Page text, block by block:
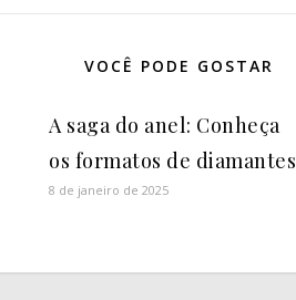
VOCÊ PODE GOSTAR
A saga do anel: Conheça
os formatos de diamantes
8 de janeiro de 2025